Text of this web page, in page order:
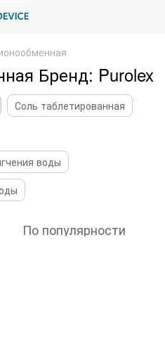
Бренд: Purolex
Соль таблетированная
воды
По популярности